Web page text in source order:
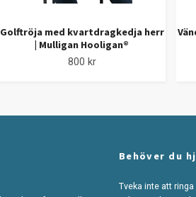
Golftröja med kvartdragkedja herr
| Mulligan Hooligan®
800 kr
Behöver du
Tveka inte att